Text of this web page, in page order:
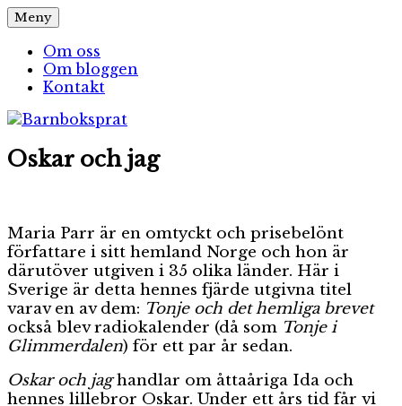
Hoppa
till
innehåll
Barnboksprat
– en blogg om barnböcker
Meny
Om oss
Om bloggen
Kontakt
Oskar och jag
Maria Parr är en omtyckt och prisebelönt
författare i sitt hemland Norge och hon är
därutöver utgiven i 35 olika länder. Här i
Sverige är detta hennes fjärde utgivna titel
varav en av dem: Tonje och det hemliga brevet
också blev radiokalender (då som Tonje i
Glimmerdalen) för ett par år sedan.
Oskar och jaghandlar om åttaåriga Ida och
hennes lillebror Oskar. Under ett års tid får vi